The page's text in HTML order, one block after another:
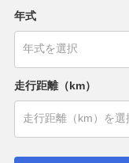
年式
走行距離（km）